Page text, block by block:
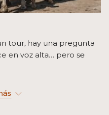
tour, hay una pregunta
en voz alta… pero se
el lugar?”